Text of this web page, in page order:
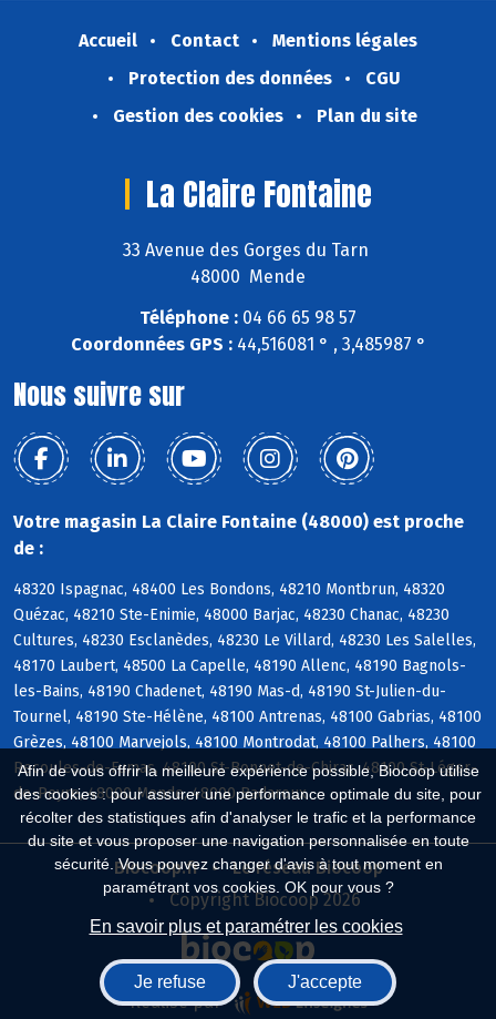
Afin de vous offrir la meilleure expérience possible, Biocoop utilise
des cookies : pour assurer une performance optimale du site, pour
récolter des statistiques afin d'analyser le trafic et la performance
du site et vous proposer une navigation personnalisée en toute
sécurité. Vous pouvez changer d'avis à tout moment en
paramétrant vos cookies. OK pour vous ?
En savoir plus et paramétrer les cookies
Je refuse J'accepte
Accueil Contact
Mentions légales
Protection des données
CGU
Gestion des cookies
Plan du site
La Claire Fontaine
33 Avenue des Gorges du Tarn
48000 Mende
Téléphone : 04 66 65 98 57
Coordonnées GPS :44,516081 ° , 3,485987 °
Nous suivre sur
Votre magasin La Claire Fontaine (48000) est proche
de :
48320 Ispagnac, 48400 Les Bondons, 48210 Montbrun, 48320
Quézac, 48210 Ste-Enimie, 48000 Barjac, 48230 Chanac, 48230
Cultures, 48230 Esclanèdes, 48230 Le Villard, 48230 Les Salelles,
48170 Laubert, 48500 La Capelle, 48190 Allenc, 48190 Bagnols-
les-Bains, 48190 Chadenet, 48190 Mas-d, 48190 St-Julien-du-
Tournel, 48190 Ste-Hélène, 48100 Antrenas, 48100 Gabrias, 48100
Grèzes, 48100 Marvejols, 48100 Montrodat, 48100 Palhers, 48100
Recoules-de-Fumas, 48100 St-Bonnet-de-Chirac, 48100 St-Léger-
de-Peyre, 48000 Mende, 48000 Badaroux
Biocoop.fr
Le réseau Biocoop
Copyright Biocoop 2026
Réalisé par